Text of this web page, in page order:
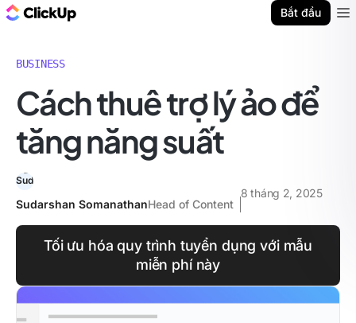
Bắt đầu
BUSINESS
Cách thuê trợ lý ảo để
tăng năng suất
Sudarshan SomanathanHead of Content
8 tháng 2, 2025
Tối ưu hóa quy trình tuyển dụng với mẫu
miễn phí này